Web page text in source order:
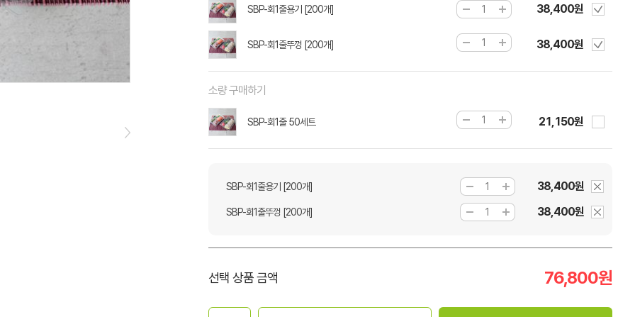
SBP-회1줄용기 [200개] 38,400원
SBP-회1줄뚜껑 [200개] 38,400원
소량 구매하기
SBP-회1줄 50세트 21,150원
SBP-회1줄용기 [200개] 38,400원
SBP-회1줄뚜껑 [200개] 38,400원
선택 상품 금액 76,800원